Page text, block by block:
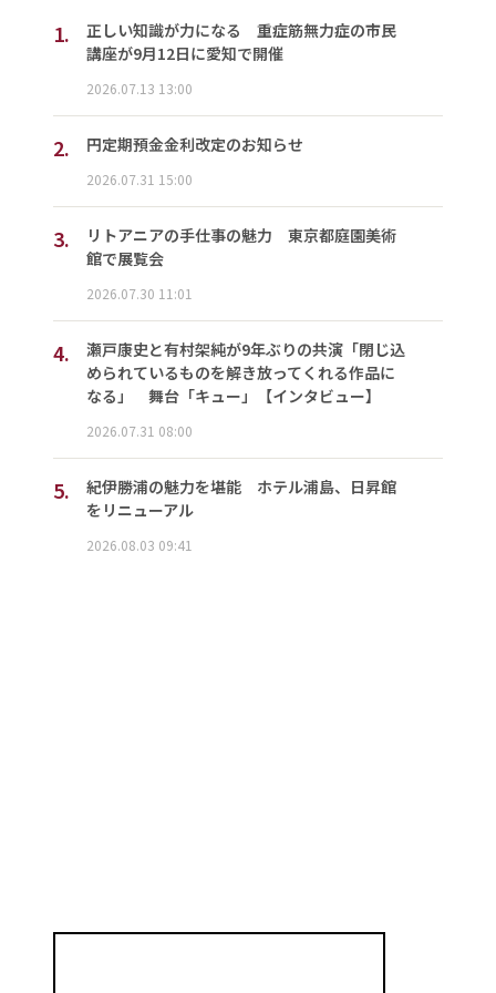
1.
正しい知識が力になる 重症筋無力症の市民
講座が9月12日に愛知で開催
2026.07.13 13:00
2. 円定期預金金利改定のお知らせ
2026.07.31 15:00
3.
リトアニアの手仕事の魅力 東京都庭園美術
館で展覧会
2026.07.30 11:01
4.
瀬戸康史と有村架純が9年ぶりの共演「閉じ込
められているものを解き放ってくれる作品に
なる」 舞台「キュー」【インタビュー】
2026.07.31 08:00
5.
紀伊勝浦の魅力を堪能 ホテル浦島、日昇館
をリニューアル
2026.08.03 09:41